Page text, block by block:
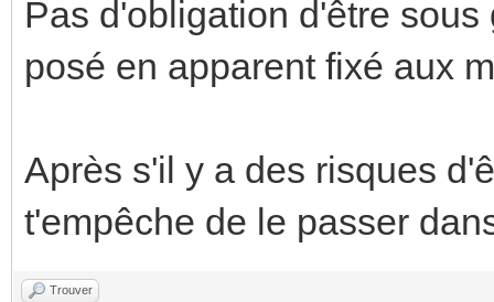
Pas d'obligation d'être
posé en apparent fixé aux
Après s'il y a des risques
t'empêche de le passer
Trouver